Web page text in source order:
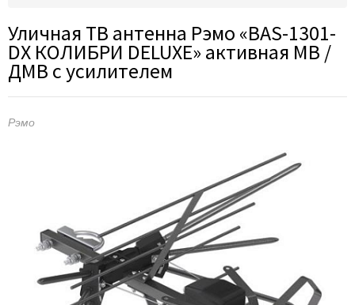
Уличная ТВ антенна Рэмо «BAS-1301-
DX КОЛИБРИ DELUXE» активная МВ /
ДМВ с усилителем
Рэмо